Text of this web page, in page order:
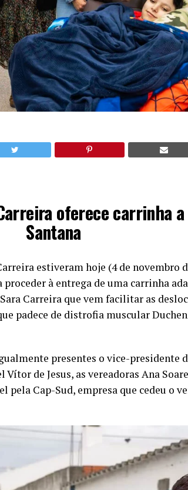
oferece carrinha
Santana
estiveram hoje (4 de novembro
proceder à entrega de uma carrinha
Carreira que vem facilitar as
padece de distrofia muscular
presentes o vice-presidente
de Jesus, as vereadoras Ana
pela Cap-Sud, empresa que cedeu o